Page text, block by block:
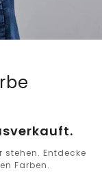
stehen. Entdecke
Farben.